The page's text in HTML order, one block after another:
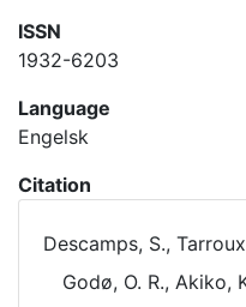
ISSN
1932-6203
Language
Engelsk
Citation
Descamps, S.,
Godø, O. R., Akiko,